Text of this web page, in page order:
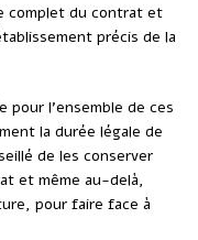
complet du contrat et
précis de la
pour l’ensemble de ces
la durée légale de
de les conserver
et même au-delà,
pour faire face à